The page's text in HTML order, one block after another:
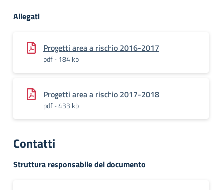
Allegati
Progetti area a rischio 2016-2017
pdf - 184 kb
Progetti area a rischio 2017-2018
pdf - 433 kb
Contatti
Struttura responsabile del documento